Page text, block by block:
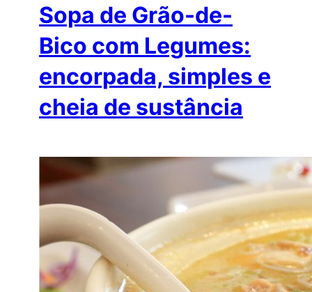
Sopa de Grão-de-
Bico com Legumes:
encorpada, simples e
cheia de sustância